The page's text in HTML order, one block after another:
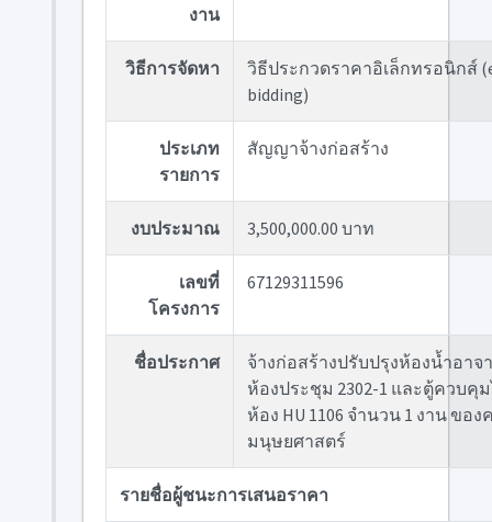
งาน
วิธีการจัดหา
วิธีประกวดราคาอิเล็กทรอนิกส์
bidding)
ประเภท
รายการ
สัญญาจ้างก่อสร้าง
งบประมาณ 3,500,000.00 บาท
เลขที่
โครงการ
67129311596
ชื่อประกาศ
จ้างก่อสร้างปรับปรุงห้องน้ำอาจ
ห้องประชุม 2302-1 และตู้ควบคุ
ห้อง HU 1106 จำนวน 1 งาน ขอ
มนุษยศาสตร์
รายชื่อผู้ชนะการเสนอราคา